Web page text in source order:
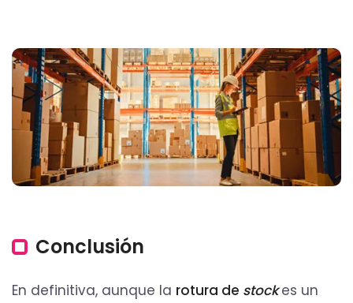
Conclusión
En definitiva, aunque la rotura de stockes un